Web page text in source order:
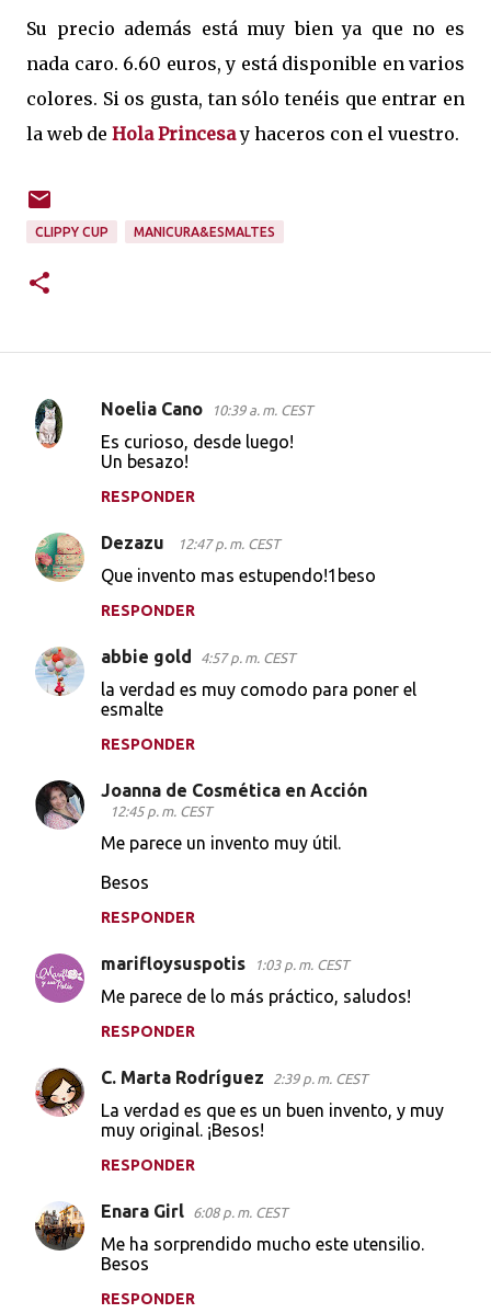
Su precio además está muy bien ya que no es
nada caro. 6.60 euros, y está disponible en varios
colores. Si os gusta, tan sólo tenéis que entrar en
la web de Hola Princesay haceros con el vuestro.
CLIPPY CUP MANICURA&ESMALTES
C
o
n
t
i
o
Noelia Cano 10:39 a. m. CEST
Es curioso, desde luego!
Un besazo!
RESPONDER
Dezazu 12:47 p. m. CEST
Que invento mas estupendo!1beso
RESPONDER
abbie gold 4:57 p. m. CEST
la verdad es muy comodo para poner el
esmalte
RESPONDER
Joanna de Cosmética en Acción
12:45 p. m. CEST
Me parece un invento muy útil.
Besos
RESPONDER
marifloysuspotis 1:03 p. m. CEST
Me parece de lo más práctico, saludos!
RESPONDER
C. Marta Rodríguez 2:39 p. m. CEST
La verdad es que es un buen invento, y muy
muy original. ¡Besos!
RESPONDER
Enara Girl 6:08 p. m. CEST
Me ha sorprendido mucho este utensilio.
Besos
RESPONDER